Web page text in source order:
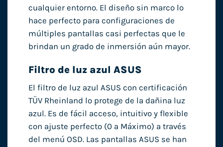
cualquier entorno. El diseño sin marco lo
hace perfecto para configuraciones de
múltiples pantallas casi perfectas que le
brindan un grado de inmersión aún mayor.
Filtro de luz azul ASUS
El filtro de luz azul ASUS con certificación
TÜV Rheinland lo protege de la dañina luz
azul. Es de fácil acceso, intuitivo y flexible
con ajuste perfecto (0 a Máximo) a través
del menú OSD. Las pantallas ASUS se han